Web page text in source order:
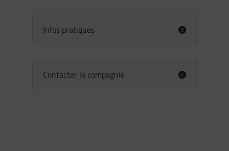
Infos pratiques
Contacter la compagnie